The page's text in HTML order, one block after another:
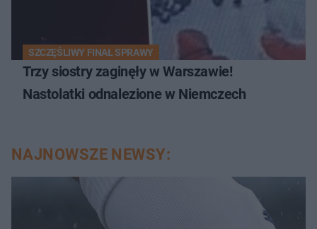
SZCZĘŚLIWY FINAŁ SPRAWY
Trzy siostry zaginęły w Warszawie!
Nastolatki odnalezione w Niemczech
NAJNOWSZE NEWSY: